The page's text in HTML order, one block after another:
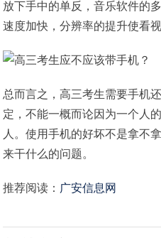
放下手中的单反，音乐软件的
速度加快，分辨率的提升使看
总而言之，高三考生需要手机
定，不能一概而论因为一个人
人。使用手机的好坏不是拿不
来干什么的问题。
推荐阅读： 广安信息网